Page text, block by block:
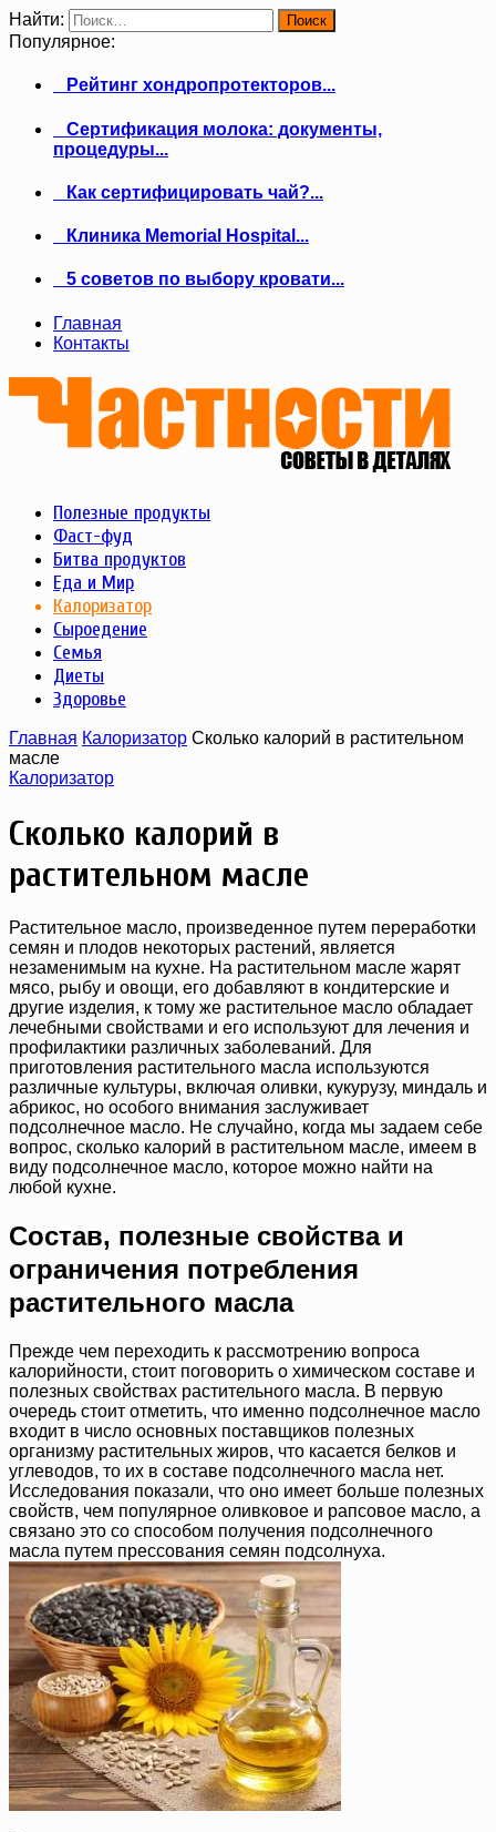
Найти:
Популярное:
Рейтинг хондропротекторов...
Сертификация молока: документы,
процедуры...
Как сертифицировать чай?...
Клиника Memorial Hospital...
5 советов по выбору кровати...
Главная
Контакты
Полезные продукты
Фаст-фуд
Битва продуктов
Еда и Мир
Калоризатор
Сыроедение
Семья
Диеты
Здоровье
Главная Калоризатор Сколько калорий в растительном
масле
Калоризатор
Сколько калорий в
растительном масле
Растительное масло, произведенное путем переработки
семян и плодов некоторых растений, является
незаменимым на кухне. На растительном масле жарят
мясо, рыбу и овощи, его добавляют в кондитерские и
другие изделия, к тому же растительное масло обладает
лечебными свойствами и его используют для лечения и
профилактики различных заболеваний. Для
приготовления растительного масла используются
различные культуры, включая оливки, кукурузу, миндаль и
абрикос, но особого внимания заслуживает
подсолнечное масло. Не случайно, когда мы задаем себе
вопрос, сколько калорий в растительном масле, имеем в
виду подсолнечное масло, которое можно найти на
любой кухне.
Состав, полезные свойства и
ограничения потребления
растительного масла
Прежде чем переходить к рассмотрению вопроса
калорийности, стоит поговорить о химическом составе и
полезных свойствах растительного масла. В первую
очередь стоит отметить, что именно подсолнечное масло
входит в число основных поставщиков полезных
организму растительных жиров, что касается белков и
углеводов, то их в составе подсолнечного масла нет.
Исследования показали, что оно имеет больше полезных
свойств, чем популярное оливковое и рапсовое масло, а
связано это со способом получения подсолнечного
масла путем прессования семян подсолнуха.